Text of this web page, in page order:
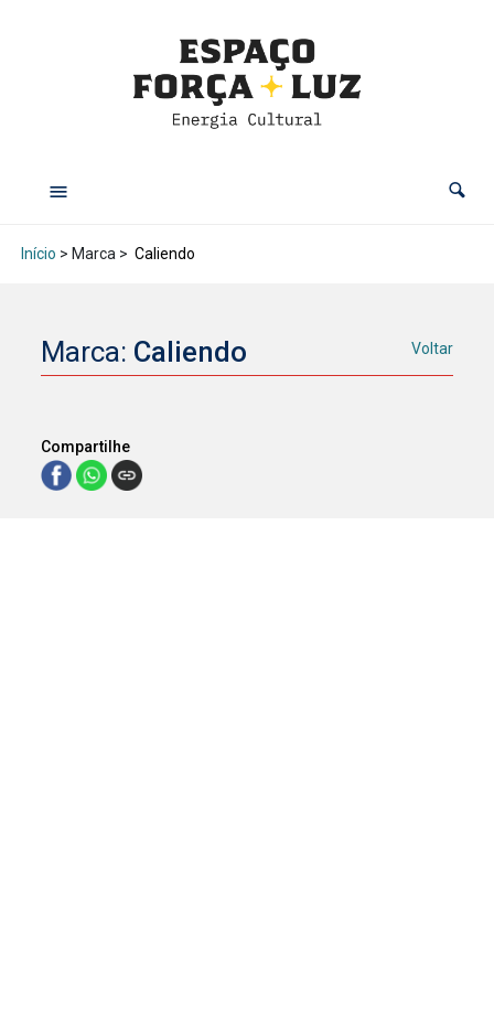
Início > Marca > Caliendo
Marca: Caliendo Voltar
Compartilhe